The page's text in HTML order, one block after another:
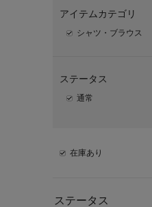
アイテムカテゴリ
シャツ・ブラウス
ステータス
通常
在庫あり
ステータス